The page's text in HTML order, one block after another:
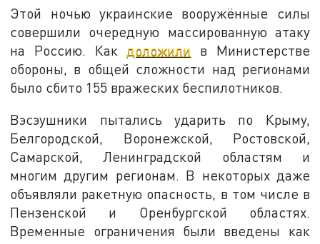
Этой ночью украинские вооружённые силы
совершили очередную массированную атаку
на Россию. Как доложили в Министерстве
обороны, в общей сложности над регионами
было сбито 155 вражеских беспилотников.
Вэсэушники пытались ударить по Крыму,
Белгородской, Воронежской, Ростовской,
Самарской, Ленинградской областям и
многим другим регионам. В некоторых даже
объявляли ракетную опасность, в том числе в
Пензенской и Оренбургской областях.
Временные ограничения были введены как